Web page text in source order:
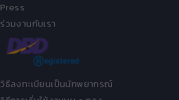
Press
ร่วมงานกับเรา
วิธีลงทะเบียนเป็นนักพยากรณ์